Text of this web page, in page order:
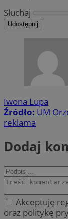
Słuchaj
Udostępnij
Iwona Lupa
Źródło: UM
reklama
Dodaj
Akceptuję
oraz politykę